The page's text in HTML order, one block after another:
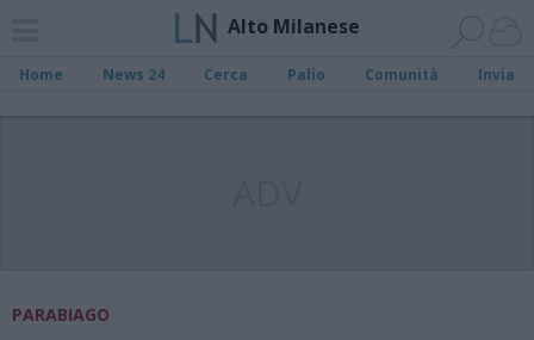
Alto Milanese
Home News 24 Cerca Palio Comunità Invia
PARABIAGO